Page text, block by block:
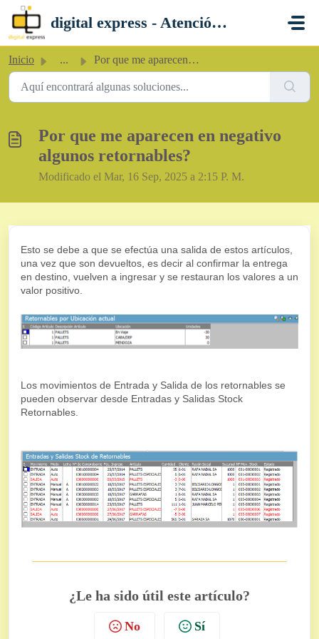
Saltar al contenido principal
digital express - Atención al Cliente
Inicio ... Por que me aparecen en negativo algunos retornables?
Por que me aparecen en negativo
algunos retornables?
Modificado el Mar, 16 Sep, 2025 a 2:15 P. M.
Esto se debe a que se efectúa una salida de estos artículos,
una vez que son devueltos, es decir al confirmar la entrega
en destino, vuelven a ingresar y se restauran los valores a un
valor positivo.
Los movimientos de Entrada y Salida de los retornables se
pueden observar desde Entradas y Salidas Stock
Retornables.
¿Le ha sido útil este artículo?
No Sí